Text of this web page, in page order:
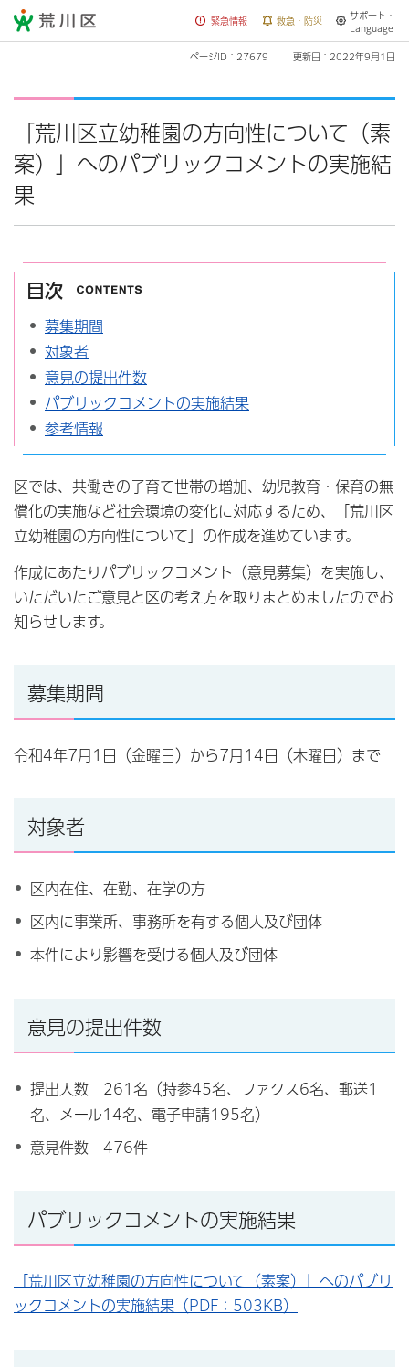
荒川区 緊急情報 救急・防災
サポート・
Language
ページID：27679 更新日：2022年9月1日
「荒川区立幼稚園の方向性について（素
案）」へのパブリックコメントの実施結
果
目次
募集期間
対象者
意見の提出件数
パブリックコメントの実施結果
参考情報
区では、共働きの子育て世帯の増加、幼児教育・保育の無
償化の実施など社会環境の変化に対応するため、「荒川区
立幼稚園の方向性について」の作成を進めています。
作成にあたりパブリックコメント（意見募集）を実施し、
いただいたご意見と区の考え方を取りまとめましたのでお
知らせします。
募集期間
令和4年7月1日（金曜日）から7月14日（木曜日）まで
対象者
区内在住、在勤、在学の方
区内に事業所、事務所を有する個人及び団体
本件により影響を受ける個人及び団体
意見の提出件数
提出人数 261名（持参45名、ファクス6名、郵送1
名、メール14名、電子申請195名）
意見件数 476件
パブリックコメントの実施結果
「荒川区立幼稚園の方向性について（素案）」へのパブリ
ックコメントの実施結果（PDF：503KB）